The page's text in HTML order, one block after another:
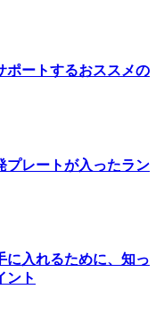
ポートするおススメの
プレートが入ったラン
に入れるために、知っ
ント